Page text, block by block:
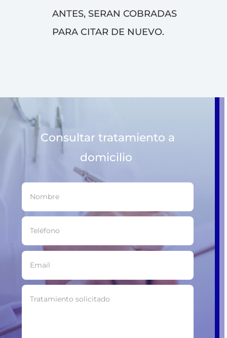
ANTES, SERAN COBRADAS
PARA CITAR DE NUEVO.
Consultar tratamiento a
domicilio